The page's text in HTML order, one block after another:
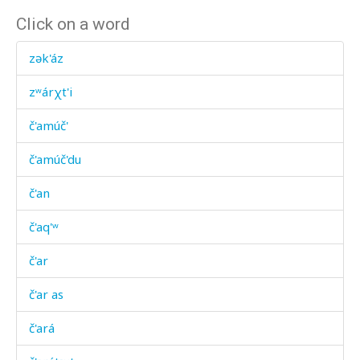
Click on a word
zək'áz
zʷárχt'i
č'amúč'
č'amúč'du
č'an
č'aq'ʷ
č'ar
č'ar as
č'ará